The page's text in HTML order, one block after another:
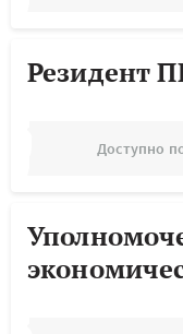
Резидент
Доступно